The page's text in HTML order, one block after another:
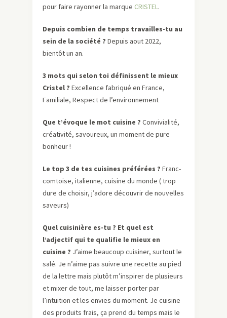
pour faire rayonner la marque CRISTEL.
Depuis combien de temps travailles-tu au
sein de la société ? Depuis aout 2022,
bientôt un an.
3 mots qui selon toi définissent le mieux
Cristel ? Excellence fabriqué en France,
Familiale, Respect de l’environnement
Que t’évoque le mot cuisine ? Convivialité,
créativité, savoureux, un moment de pure
bonheur !
Le top 3 de tes cuisines préférées ? Franc-
comtoise, italienne, cuisine du monde ( trop
dure de choisir, j’adore découvrir de nouvelles
saveurs)
Quel cuisinière es-tu ? Et quel est
l’adjectif qui te qualifie le mieux en
cuisine ? J’aime beaucoup cuisiner, surtout le
salé. Je n’aime pas suivre une recette au pied
de la lettre mais plutôt m’inspirer de plusieurs
et mixer de tout, me laisser porter par
l’intuition et les envies du moment. Je cuisine
des produits frais, ça prend du temps mais le